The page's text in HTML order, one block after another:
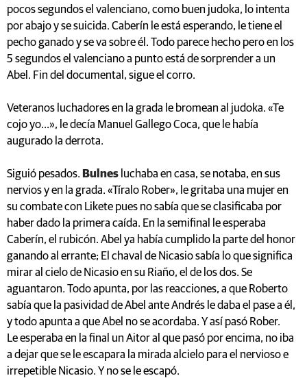
pocos segundos el valenciano, como buen judoka, lo intenta
por abajo y se suicida. Caberín le está esperando, le tiene el
pecho ganado y se va sobre él. Todo parece hecho pero en los
5 segundos el valenciano a punto está de sorprender a un
Abel. Fin del documental, sigue el corro.
Veteranos luchadores en la grada le bromean al judoka. «Te
cojo yo...», le decía Manuel Gallego Coca, que le había
augurado la derrota.
Siguió pesados. Bulnes luchaba en casa, se notaba, en sus
nervios y en la grada. «Tíralo Rober», le gritaba una mujer en
su combate con Likete pues no sabía que se clasificaba por
haber dado la primera caída. En la semifinal le esperaba
Caberín, el rubicón. Abel ya había cumplido la parte del honor
ganando al errante; El chaval de Nicasio sabía lo que significa
mirar al cielo de Nicasio en su Riaño, el de los dos. Se
aguantaron. Todo apunta, por las reacciones, a que Roberto
sabía que la pasividad de Abel ante Andrés le daba el pase a él,
y todo apunta a que Abel no se acordaba. Y así pasó Rober.
Le esperaba en la final un Aitor al que pasó por encima, no iba
a dejar que se le escapara la mirada alcielo para el nervioso e
irrepetible Nicasio. Y no se le escapó.